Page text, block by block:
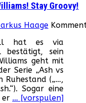
Stay Groovy!
Haage
hat es via
bestätigt, sein
geht mit
Serie „Ash vs
Ruhestand („…,
Sogar eine
er … [vorspulen]